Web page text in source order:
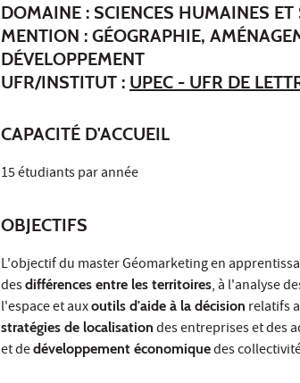
DOMAINE : SCIENCES HUMAINES ET
MENTION : GÉOGRAPHIE,
DÉVELOPPEMENT
UFR/INSTITUT : UPEC - UFR DE
CAPACITÉ D'ACCUEIL
15 étudiants par année
OBJECTIFS
L'objectif du master Géomarketing en
desdifférences entre les territoires, à l'analyse
l'espace et auxoutils d'aide à la décision relatifs
stratégies de localisation des entreprises et des
et dedéveloppement économiquedes